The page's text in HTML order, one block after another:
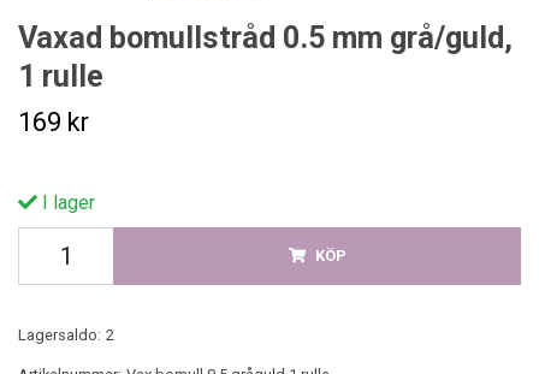
Vaxad bomullstråd 0.5 mm grå/guld,
1 rulle
169 kr
I lager
KÖP
Lagersaldo: 2